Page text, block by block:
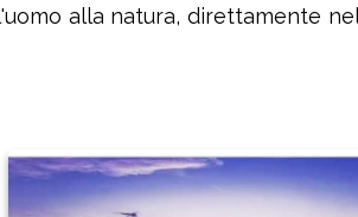
alla natura, direttamente